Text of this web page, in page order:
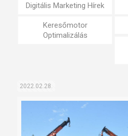
Digitális Marketing Hírek
Keresőmotor
Optimalizálás
2022.02.28.